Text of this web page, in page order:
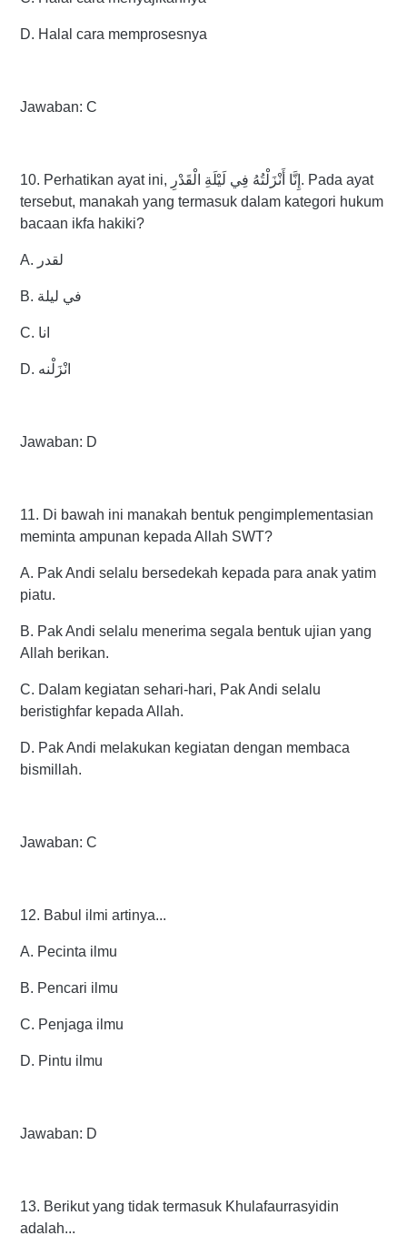
D. Halal cara memprosesnya
Jawaban: C
10. Perhatikan ayat ini, إِنَّا أَنْزَلْتُهُ فِي لَيْلَةِ الْقَدْرِ. Pada ayat
tersebut, manakah yang termasuk dalam kategori hukum
bacaan ikfa hakiki?
A. لقدر
B. في ليلة
C. انا
D. انْزَلْنه
Jawaban: D
11. Di bawah ini manakah bentuk pengimplementasian
meminta ampunan kepada Allah SWT?
A. Pak Andi selalu bersedekah kepada para anak yatim
piatu.
B. Pak Andi selalu menerima segala bentuk ujian yang
Allah berikan.
C. Dalam kegiatan sehari-hari, Pak Andi selalu
beristighfar kepada Allah.
D. Pak Andi melakukan kegiatan dengan membaca
bismillah.
Jawaban: C
12. Babul ilmi artinya...
A. Pecinta ilmu
B. Pencari ilmu
C. Penjaga ilmu
D. Pintu ilmu
Jawaban: D
13. Berikut yang tidak termasuk Khulafaurrasyidin
adalah...